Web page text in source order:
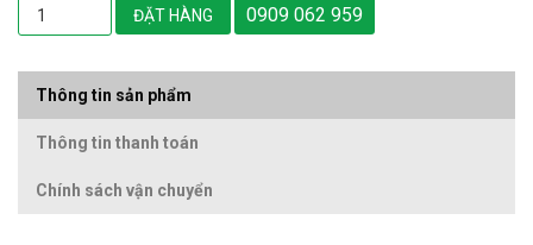
ĐẶT HÀNG 0909 062 959
Thông tin sản phẩm
Thông tin thanh toán
Chính sách vận chuyển